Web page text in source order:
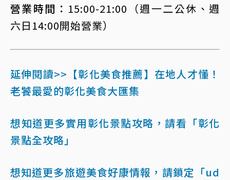
營業時間： 15:00-21:00（週一二公休、週
六日14:00開始營業）
延伸閱讀>>【彰化美食推薦】在地人才懂！
老饕最愛的彰化美食大匯集
想知道更多實用彰化景點攻略，請看「彰化
景點全攻略」
想知道更多旅遊美食好康情報，請鎖定「ud